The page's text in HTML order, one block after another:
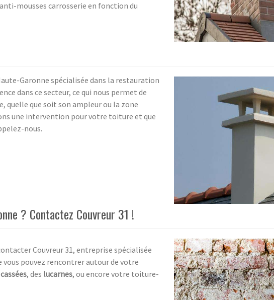
mousses carrosserie en fonction du
Garonne spécialisée dans la restauration
dans ce secteur, ce qui nous permet de
quelle que soit son ampleur ou la zone
une intervention pour votre toiture et que
nous.
? Contactez Couvreur 31 !
Couvreur 31, entreprise spécialisée
vous pouvez rencontrer autour de votre
, des lucarnes, ou encore votre toiture-